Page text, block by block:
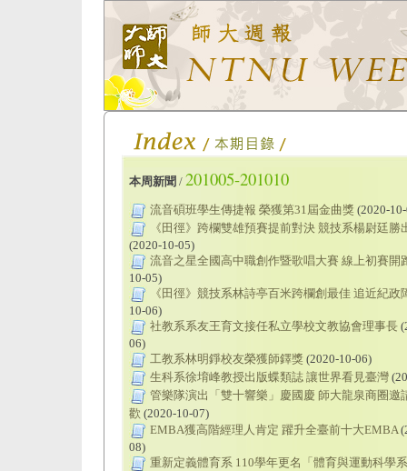
本周新聞 / 201005-201010
流音碩班學生傳捷報 榮獲第31屆金曲獎 (2020-
《田徑》跨欄雙雄預賽提前對決 競技系楊尉廷勝
(2020-10-05)
流音之星全國高中職創作暨歌唱大賽 線上初賽開
10-05)
《田徑》競技系林詩亭百米跨欄創最佳 追近紀政
10-06)
社教系系友王育文接任私立學校文教協會理事長
06)
工教系林明錚校友榮獲師鐸獎 (2020-10-06)
生科系徐堉峰教授出版蝶類誌 讓世界看見臺灣
管樂隊演出「雙十響樂」慶國慶 師大龍泉商圈邀
歡 (2020-10-07)
EMBA獲高階經理人肯定 躍升全臺前十大EMBA
08)
重新定義體育系 110學年更名「體育與運動科學